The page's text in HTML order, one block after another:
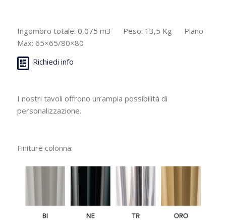
Ingombro totale: 0,075 m3 Peso: 13,5 Kg Piano
Max: 65×65/80×80
Richiedi info
I nostri tavoli offrono un’ampia possibilità di
personalizzazione.
Finiture colonna: